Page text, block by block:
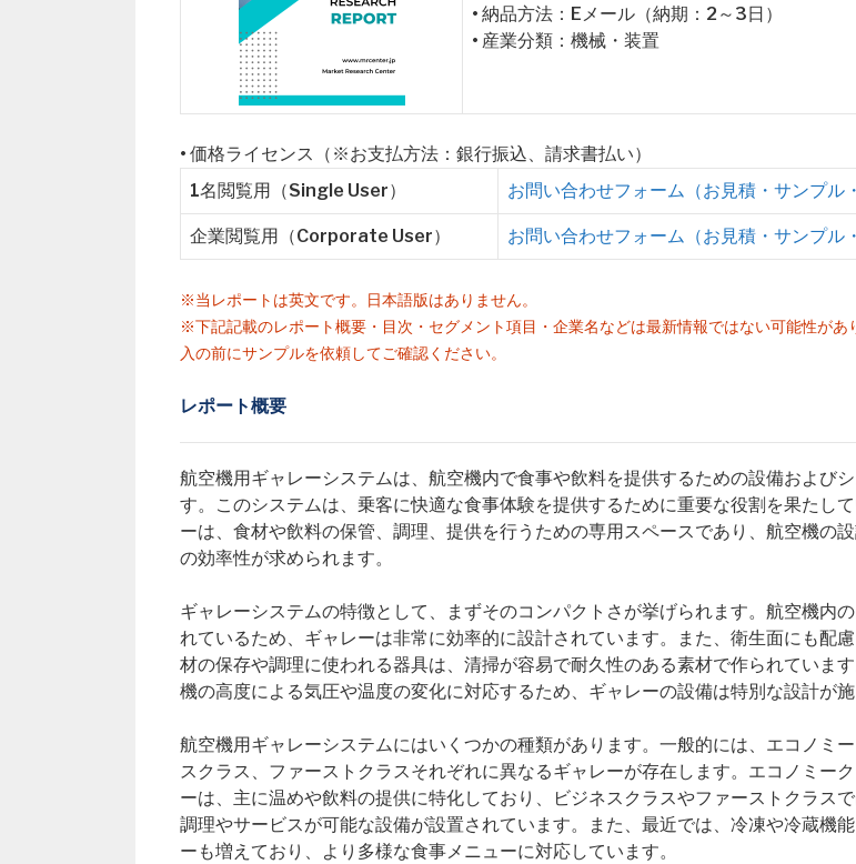
• 納品方法：Eメール（納期：2～3日）
• 産業分類：機械・装置
• 価格ライセンス（※お支払方法：銀行振込、請求書払い）
1名閲覧用（Single User）
お問い合わせフォーム（お見積・サンプル
企業閲覧用（Corporate User） お問い合わせフォーム（お見積・サンプル
※当レポートは英文です。日本語版はありません。
※下記記載のレポート概要・目次・セグメント項目・企業名などは最新情報ではない可能性があ
入の前にサンプルを依頼してご確認ください。
レポート概要
航空機用ギャレーシステムは、航空機内で食事や飲料を提供するための設備および
す。このシステムは、乗客に快適な食事体験を提供するために重要な役割を果たし
ーは、食材や飲料の保管、調理、提供を行うための専用スペースであり、航空機の
の効率性が求められます。
ギャレーシステムの特徴として、まずそのコンパクトさが挙げられます。航空機内
れているため、ギャレーは非常に効率的に設計されています。また、衛生面にも配
材の保存や調理に使われる器具は、清掃が容易で耐久性のある素材で作られていま
機の高度による気圧や温度の変化に対応するため、ギャレーの設備は特別な設計が施
航空機用ギャレーシステムにはいくつかの種類があります。一般的には、エコノミ
スクラス、ファーストクラスそれぞれに異なるギャレーが存在します。エコノミー
ーは、主に温めや飲料の提供に特化しており、ビジネスクラスやファーストクラス
調理やサービスが可能な設備が設置されています。また、最近では、冷凍や冷蔵機
ーも増えており、より多様な食事メニューに対応しています。